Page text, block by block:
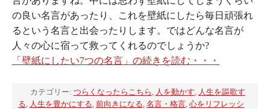
の良い名言があったり、これを壁紙にしたら毎日頑張れ
るという名言と出会ったりします。ではどんな名言が
人々の心に宿って救ってくれるのでしょうか?
「壁紙にしたい7つの名言」の続きを読む・・・
カテゴリー: つらくなったらこちら 人を動かす
人生を謳歌す
る
人生を豊かにする 前向きになる 名言・格言 心をリフレッシ